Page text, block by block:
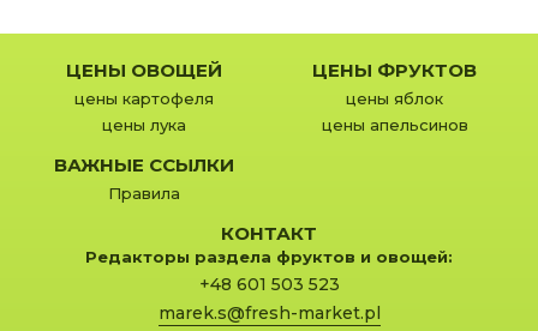
ЦЕНЫ ОВОЩЕЙ
цены картофеля
цены лука
ЦЕНЫ ФРУКТОВ
цены яблок
цены апельсинов
ВАЖНЫЕ ССЫЛКИ
Правила
КОНТАКТ
Редакторы раздела фруктов и овощей:
+48 601 503 523
marek.s@fresh-market.pl